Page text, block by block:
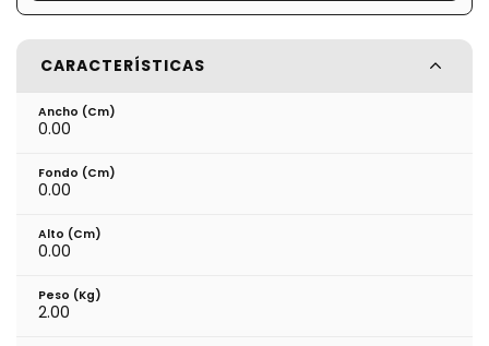
CARACTERÍSTICAS
Ancho (cm)
0.00
Fondo (cm)
0.00
Alto (cm)
0.00
Peso (kg)
2.00